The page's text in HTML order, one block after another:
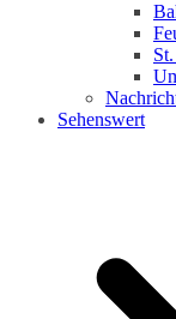
Sehenswert